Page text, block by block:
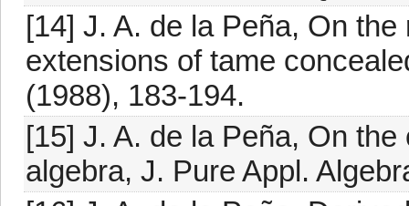
[14] J. A. de la Peña, On
extensions of tame
(1988), 183-194.
[15] J. A. de la Peña, On
algebra, J. Pure Appl.